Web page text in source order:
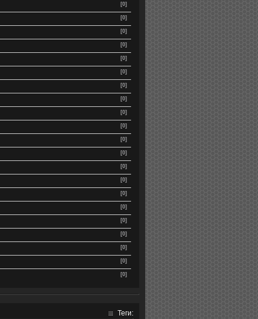
[0]
[0]
[0]
[0]
[0]
[0]
[0]
[0]
[0]
[0]
[0]
[0]
[0]
[0]
[0]
[0]
[0]
[0]
[0]
[0]
[0]
Теги: